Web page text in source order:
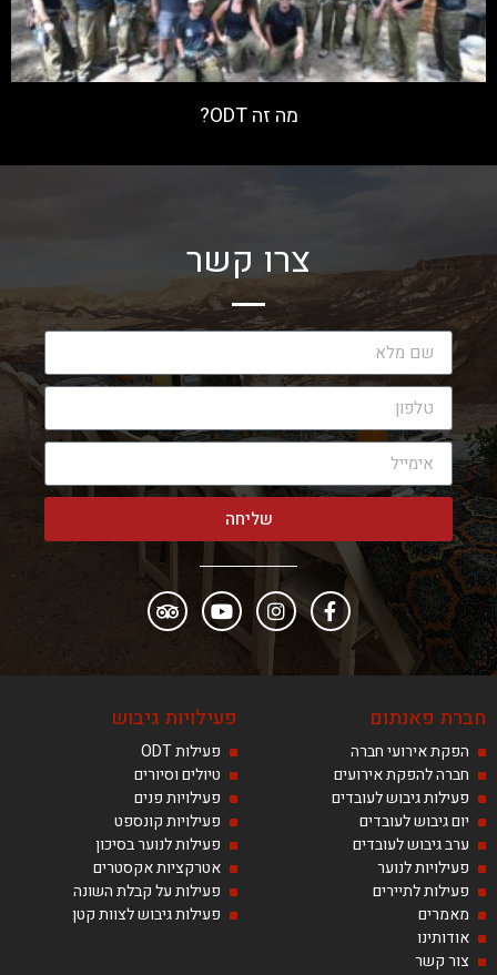
מה זה ODT?
צרו קשר
שליחה
חברת פאנתום
הפקת אירועי חברה
חברה להפקת אירועים
פעילות גיבוש לעובדים
יום גיבוש לעובדים
ערב גיבוש לעובדים
פעילויות לנוער
פעילות לתיירים
מאמרים
אודותינו
צור קשר
פעילויות גיבוש
פעילות ODT
טיולים וסיורים
פעילויות פנים
פעילויות קונספט
פעילות לנוער בסיכון
אטרקציות אקסטרים
פעילות על קבלת השונה
פעילות גיבוש לצוות קטן